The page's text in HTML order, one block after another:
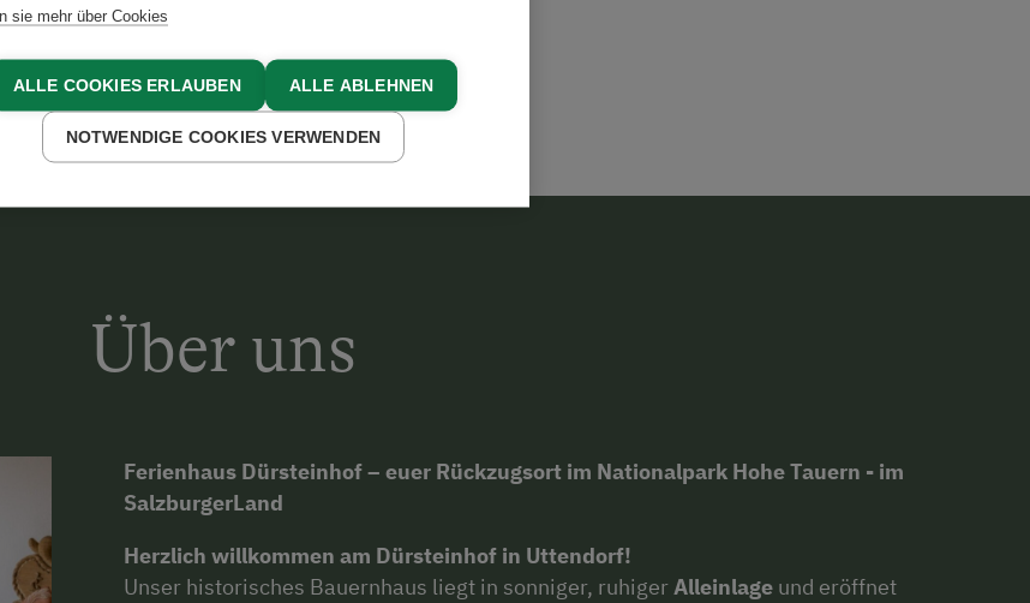
Über uns
Ferienhaus Dürsteinhof – euer Rückzugsort im Nationalpark Hohe Tauern - im
SalzburgerLand
Herzlich willkommen am Dürsteinhof in Uttendorf!
Unser historisches Bauernhaus liegt in sonniger, ruhigerAlleinlage und eröffnet
sie mehr über Cookies
ALLE COOKIES ERLAUBEN ALLE ABLEHNEN
NOTWENDIGE COOKIES VERWENDEN